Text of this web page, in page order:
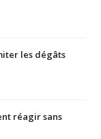
les dégâts
réagir sans